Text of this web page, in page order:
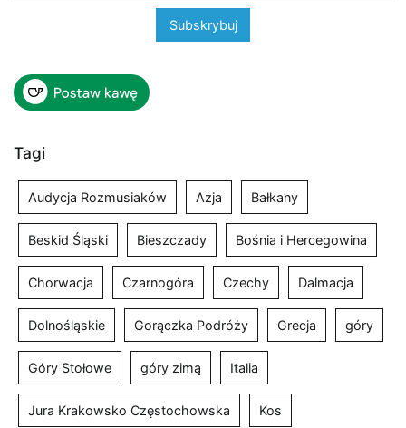
Tagi
Audycja Rozmusiaków Azja Bałkany
Beskid Śląski Bieszczady Bośnia i Hercegowina
Chorwacja Czarnogóra Czechy Dalmacja
Dolnośląskie Gorączka Podróży Grecja góry
Góry Stołowe góry zimą Italia
Jura Krakowsko Częstochowska Kos